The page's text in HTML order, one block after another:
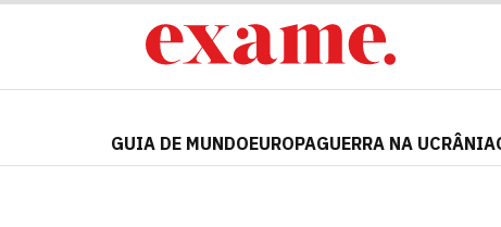
GUIA DE MUNDOEUROPAGUERRA NA UCRÂNIA